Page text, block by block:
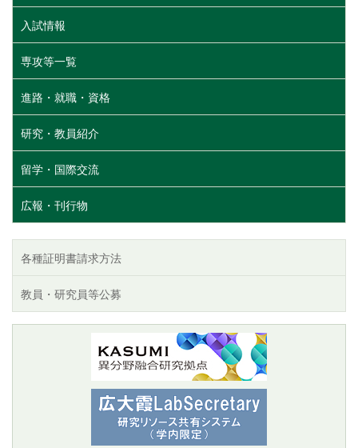
入試情報
専攻等一覧
進路・就職・資格
研究・教員紹介
留学・国際交流
広報・刊行物
各種証明書請求方法
教員・研究員等公募